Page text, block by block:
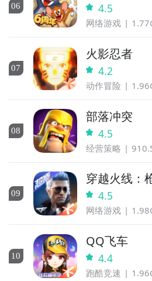
06 4.5
网络游戏
07
火影忍者
4.2
动作冒险
08
部落冲突
4.5
经营策略
09
穿越火线：
4.5
网络游戏
10
QQ飞车
4.4
跑酷竞速